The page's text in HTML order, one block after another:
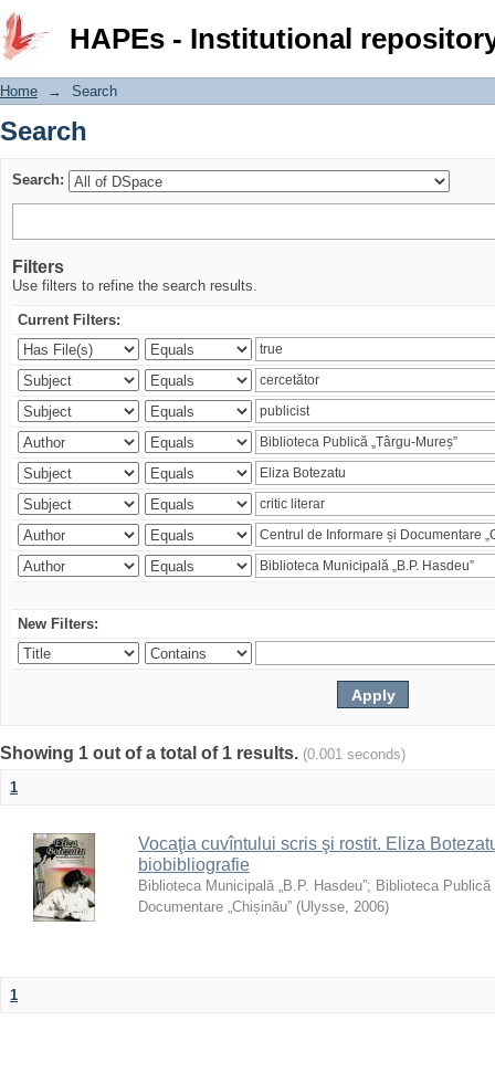
HAPEs - Institutional
Search
Home → Search
Search
Search:
Filters
Use filters to refine the search results.
Current Filters:
New Filters:
Showing 1 out of a total of 1 results. (0.001 seconds)
1
Vocaţia cuvîntului scris şi rostit. Eliza
biobibliografie
Biblioteca Municipală „B.P. Hasdeu”; Biblioteca Publică
Documentare „Chișinău” (Ulysse, 2006)
1